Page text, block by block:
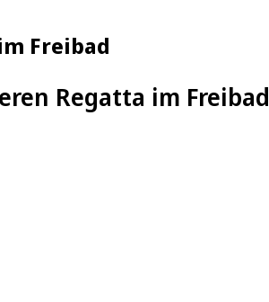
Freibad
Regatta im Freibad